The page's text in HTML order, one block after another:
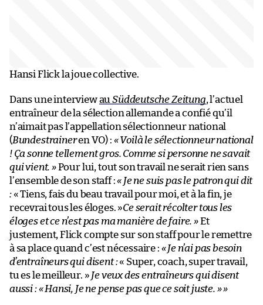
Hansi Flick la joue collective.
Dans une interviewauSüddeutsche Zeitung, l’actuel
entraîneur de la sélection allemande a confié qu’il
n’aimait pas l’appellation sélectionneur national
(Bundestraineren VO) : « Voilà le sélectionneur national
! Ça sonne tellement gros. Comme si personne ne savait
qui vient. »Pour lui, tout son travail ne serait rien sans
l’ensemble de son staff :« Je ne suis pas le patron qui dit
:« Tiens, fais du beau travail pour moi, et à la fin, je
recevrai tous les éloges. »Ce serait récolter tous les
éloges et ce n’est pas ma manière de faire. »Et
justement, Flick compte sur son staff pour le remettre
à sa place quand c’est nécessaire : « Je n’ai pas besoin
d’entraîneurs qui disent :« Super, coach, super travail,
tu es le meilleur. » Je veux des entraîneurs qui disent
aussi : « Hansi, Je ne pense pas que ce soit juste. » »